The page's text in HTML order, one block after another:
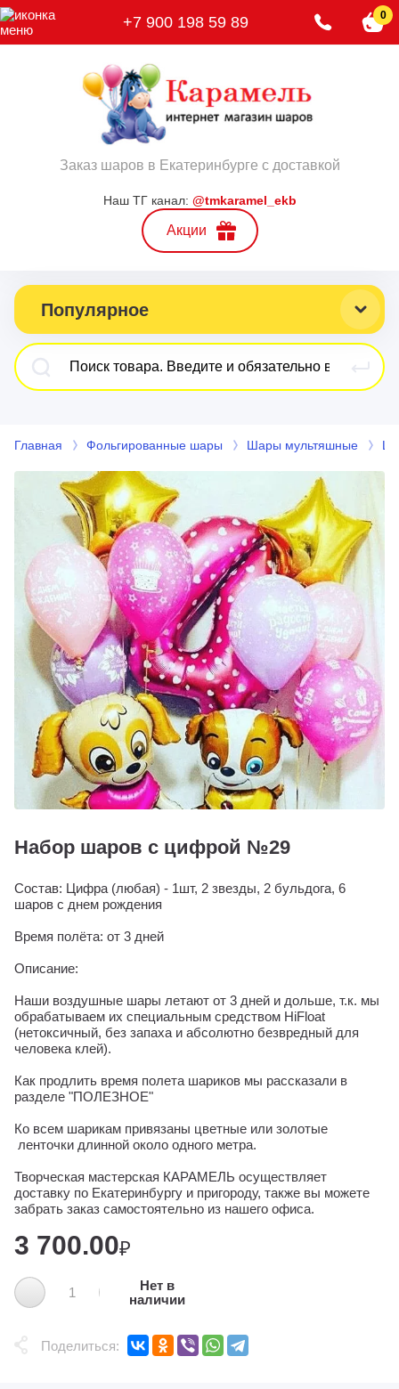
+7 900 198 59 89 0
Заказ шаров в Екатеринбурге с доставкой
Наш ТГ канал: @tmkaramel_ekb
Акции
Популярное
Главная Фольгированные шары Шары мультяшные
Набор шаров с цифрой №29
Состав: Цифра (любая) - 1шт, 2 звезды, 2 бульдога, 6
шаров с днем рождения
Время полёта: от 3 дней
Описание:
Наши воздушные шары летают от 3 дней и дольше, т.к. мы
обрабатываем их специальным средством HiFloat
(нетоксичный, без запаха и абсолютно безвредный для
человека клей).
Как продлить время полета шариков мы рассказали в
разделе "ПОЛЕЗНОЕ"
Ко всем шарикам привязаны цветные или золотые
ленточки длинной около одного метра.
Творческая мастерская КАРАМЕЛЬ осуществляет
доставку по Екатеринбургу и пригороду, также вы можете
забрать заказ самостоятельно из нашего офиса.
3 700.00₽
Нет в
наличии
Поделиться: